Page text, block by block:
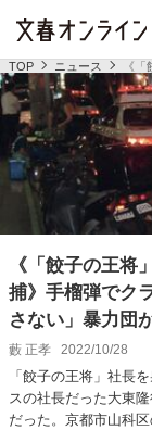
TOP ニュース 《
《「餃子の王
捕》手榴弾でク
さない」暴力団
藪 正孝 2022/10/28
「餃子の王将」社長
スの社長だった大東
だった。京都市山科